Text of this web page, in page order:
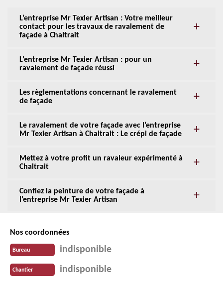
L’entreprise Mr Texier Artisan : Votre meilleur
contact pour les travaux de ravalement de
façade à Chaltrait
L’entreprise Mr Texier Artisan : pour un
ravalement de façade réussi
Les règlementations concernant le ravalement
de façade
Le ravalement de votre façade avec l’entreprise
Mr Texier Artisan à Chaltrait : Le crépi de façade
Mettez à votre profit un ravaleur expérimenté à
Chaltrait
Confiez la peinture de votre façade à
l’entreprise Mr Texier Artisan
Nos coordonnées
Bureau indisponible
Chantier indisponible